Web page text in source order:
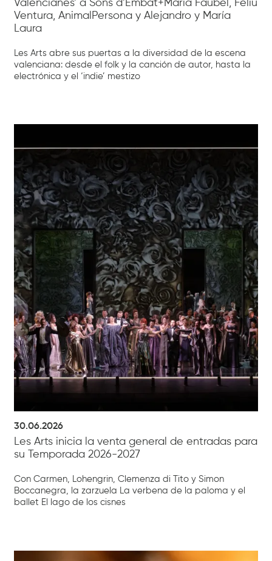
Valencianes’ a Sons d’Embat+Maria Faubel, Feliu
Ventura, AnimalPersona y Alejandro y María
Laura
Les Arts abre sus puertas a la diversidad de la escena
valenciana: desde el folk y la canción de autor, hasta la
electrónica y el ‘indie’ mestizo
30.06.2026
Les Arts inicia la venta general de entradas para
su Temporada 2026-2027
Con Carmen, Lohengrin, Clemenza di Tito y Simon
Boccanegra, la zarzuela La verbena de la paloma y el
ballet El lago de los cisnes